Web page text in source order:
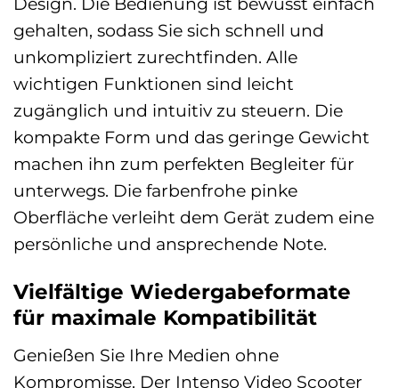
gehalten, sodass Sie sich schnell und
unkompliziert zurechtfinden. Alle
wichtigen Funktionen sind leicht
zugänglich und intuitiv zu steuern. Die
kompakte Form und das geringe Gewicht
machen ihn zum perfekten Begleiter für
unterwegs. Die farbenfrohe pinke
Oberfläche verleiht dem Gerät zudem eine
persönliche und ansprechende Note.
Vielfältige Wiedergabeformate
für maximale Kompatibilität
Genießen Sie Ihre Medien ohne
Kompromisse. Der Intenso Video Scooter